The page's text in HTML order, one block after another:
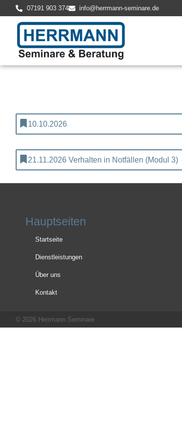
07191 903 374 info@herrmann-seminare.de
10.10.2026
21.11.2026 Verhalten in Notfällen (Modul 3)
Hauptseiten
Startseite
Dienstleistungen
Über uns
Kontakt
© 2026 Herrmann Seminare